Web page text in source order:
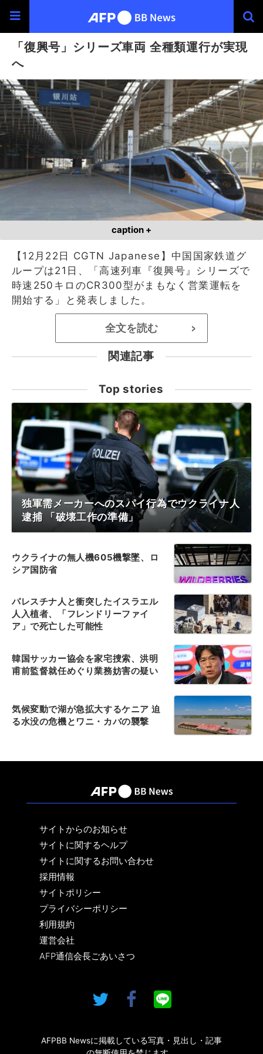
「復興号」シリーズ車両 全種類運行が実現
へ
caption +
【12月22日 CGTN Japanese】中国国家鉄道グ
ループは21日、「高速列車『復興号』シリーズで
時速250キロのCR300型がまもなく営業運転を
開始する」と発表しました。
全文を読む >
関連記事
Top stories
独軍需メーカーへのスパイ行為でウクライナ人
逮捕 「破壊工作の準備」
ウクライナの無人機605機撃墜、ロ
シア国防省
パレスチナ人と衝突したイスラエル
人入植者、「フレンドリーファイ
ア」で死亡した可能性
韓国サッカー協会を家宅捜索、洪明
甫前監督就任めぐり業務妨害の疑い
気候変動で湖が急拡大するケニア 迫
る水没の危機とワニ・カバの襲撃
サイトからのお知らせ
サイトに関するヘルプ
サイトに関するお問い合わせ
採用情報
サイトポリシー
プライバシーポリシー
利用規約
運営会社
AFP通信会長ごあいさつ
AFPBB Newsに掲載している写真・見出し・記事